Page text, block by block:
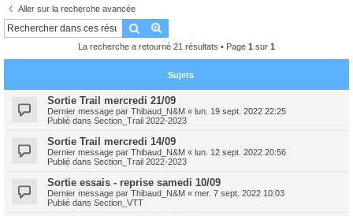
h
Aller sur la recherche avancée
Rechercher
La recherche a retourné 21 résultats • Page 1 sur 1
Sujets
Sortie Trail mercredi 21/09
Dernier message par Thibaud_N&M « lun. 19 sept. 2022 22:25
Publié dans Section_Trail 2022-2023
Sortie Trail mercredi 14/09
Dernier message par Thibaud_N&M « lun. 12 sept. 2022 20:56
Publié dans Section_Trail 2022-2023
Sortie essais - reprise samedi 10/09
Dernier message par Thibaud_N&M « mer. 7 sept. 2022 10:03
Publié dans Section_VTT